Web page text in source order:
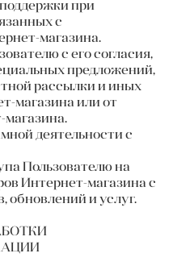
при
с
магазина.
с его согласия,
предложений,
рассылки и иных
магазина или от
деятельности с
Пользователю на
Интернет-магазина с
обновлений и услуг.